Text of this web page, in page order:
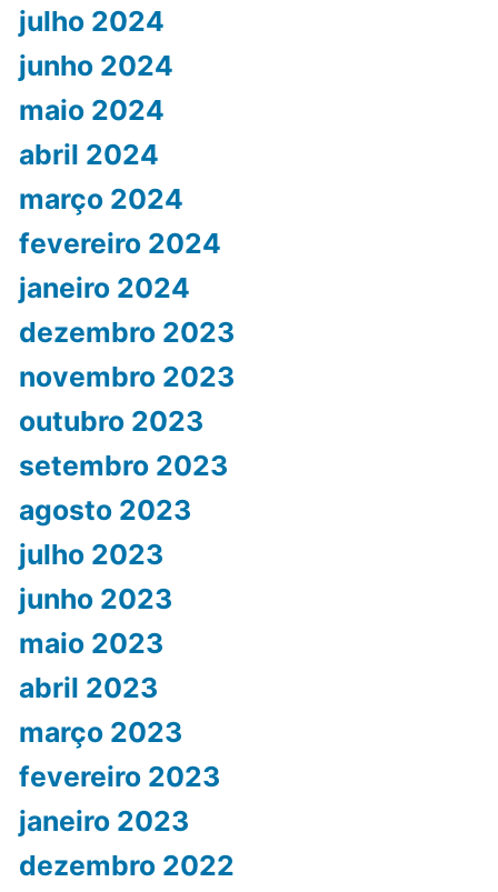
julho 2024
junho 2024
maio 2024
abril 2024
março 2024
fevereiro 2024
janeiro 2024
dezembro 2023
novembro 2023
outubro 2023
setembro 2023
agosto 2023
julho 2023
junho 2023
maio 2023
abril 2023
março 2023
fevereiro 2023
janeiro 2023
dezembro 2022